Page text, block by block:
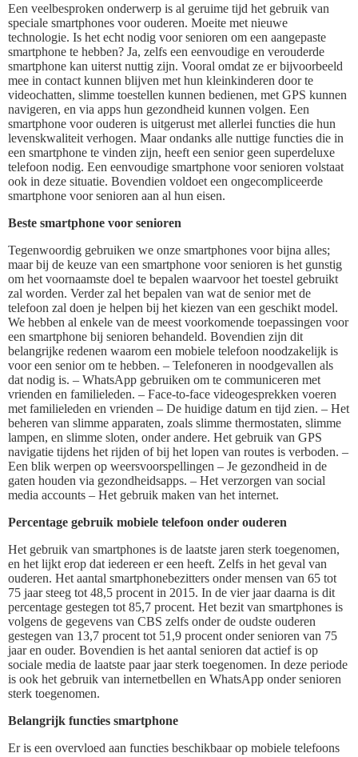
Een veelbesproken onderwerp is al geruime tijd het gebruik van
speciale smartphones voor ouderen. Moeite met nieuwe
technologie. Is het echt nodig voor senioren om een aangepaste
smartphone te hebben? Ja, zelfs een eenvoudige en verouderde
smartphone kan uiterst nuttig zijn. Vooral omdat ze er bijvoorbeeld
mee in contact kunnen blijven met hun kleinkinderen door te
videochatten, slimme toestellen kunnen bedienen, met GPS kunnen
navigeren, en via apps hun gezondheid kunnen volgen. Een
smartphone voor ouderen is uitgerust met allerlei functies die hun
levenskwaliteit verhogen. Maar ondanks alle nuttige functies die in
een smartphone te vinden zijn, heeft een senior geen superdeluxe
telefoon nodig. Een eenvoudige smartphone voor senioren volstaat
ook in deze situatie. Bovendien voldoet een ongecompliceerde
smartphone voor senioren aan al hun eisen.
Beste smartphone voor senioren
Tegenwoordig gebruiken we onze smartphones voor bijna alles;
maar bij de keuze van een smartphone voor senioren is het gunstig
om het voornaamste doel te bepalen waarvoor het toestel gebruikt
zal worden. Verder zal het bepalen van wat de senior met de
telefoon zal doen je helpen bij het kiezen van een geschikt model.
We hebben al enkele van de meest voorkomende toepassingen voor
een smartphone bij senioren behandeld. Bovendien zijn dit
belangrijke redenen waarom een mobiele telefoon noodzakelijk is
voor een senior om te hebben. – Telefoneren in noodgevallen als
dat nodig is. – WhatsApp gebruiken om te communiceren met
vrienden en familieleden. – Face-to-face videogesprekken voeren
met familieleden en vrienden – De huidige datum en tijd zien. – Het
beheren van slimme apparaten, zoals slimme thermostaten, slimme
lampen, en slimme sloten, onder andere. Het gebruik van GPS
navigatie tijdens het rijden of bij het lopen van routes is verboden. –
Een blik werpen op weersvoorspellingen – Je gezondheid in de
gaten houden via gezondheidsapps. – Het verzorgen van social
media accounts – Het gebruik maken van het internet.
Percentage gebruik mobiele telefoon onder ouderen
Het gebruik van smartphones is de laatste jaren sterk toegenomen,
en het lijkt erop dat iedereen er een heeft. Zelfs in het geval van
ouderen. Het aantal smartphonebezitters onder mensen van 65 tot
75 jaar steeg tot 48,5 procent in 2015. In de vier jaar daarna is dit
percentage gestegen tot 85,7 procent. Het bezit van smartphones is
volgens de gegevens van CBS zelfs onder de oudste ouderen
gestegen van 13,7 procent tot 51,9 procent onder senioren van 75
jaar en ouder. Bovendien is het aantal senioren dat actief is op
sociale media de laatste paar jaar sterk toegenomen. In deze periode
is ook het gebruik van internetbellen en WhatsApp onder senioren
sterk toegenomen.
Belangrijk functies smartphone
Er is een overvloed aan functies beschikbaar op mobiele telefoons